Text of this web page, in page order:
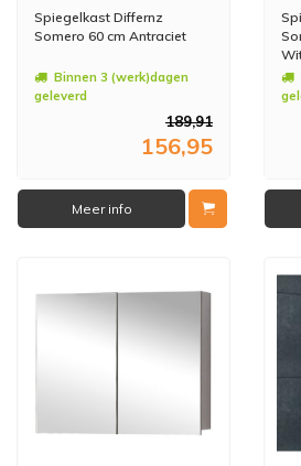
Spiegelkast Differnz
Somero 60 cm Antraciet
Binnen 3 (werk)dagen
geleverd
189,91
156,95
Meer info